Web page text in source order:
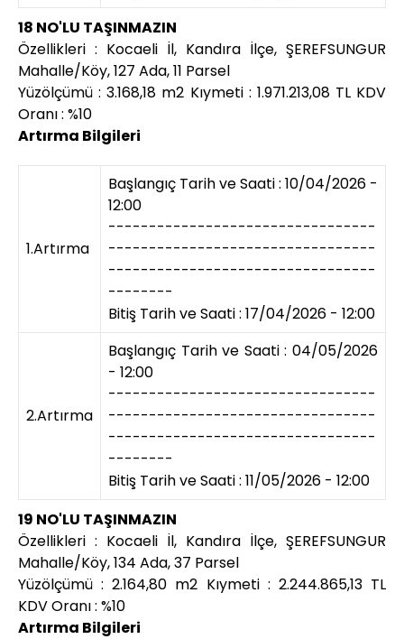
18 NO'LU TAŞINMAZIN
Özellikleri : Kocaeli İl, Kandıra İlçe, ŞEREFSUNGUR
Mahalle/Köy, 127 Ada, 11 Parsel
Yüzölçümü : 3.168,18 m2 Kıymeti : 1.971.213,08 TL KDV
Oranı : %10
Artırma Bilgileri
1.Artırma
Başlangıç Tarih ve Saati : 10/04/2026 -
12:00
---------------------------------
---------------------------------
---------------------------------
--------
Bitiş Tarih ve Saati : 17/04/2026 - 12:00
2.Artırma
Başlangıç Tarih ve Saati : 04/05/2026
- 12:00
---------------------------------
---------------------------------
---------------------------------
--------
Bitiş Tarih ve Saati : 11/05/2026 - 12:00
19 NO'LU TAŞINMAZIN
Özellikleri : Kocaeli İl, Kandıra İlçe, ŞEREFSUNGUR
Mahalle/Köy, 134 Ada, 37 Parsel
Yüzölçümü : 2.164,80 m2 Kıymeti : 2.244.865,13 TL
KDV Oranı : %10
Artırma Bilgileri